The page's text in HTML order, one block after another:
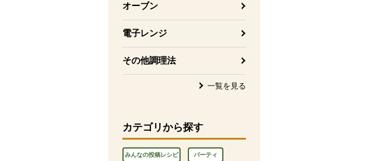
オーブン
電子レンジ
その他調理法
一覧を見る
カテゴリから探す
みんなの投稿レシピ パーティ